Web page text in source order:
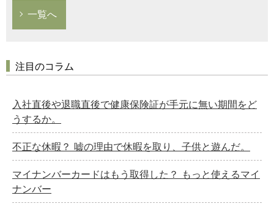
一覧へ
注目のコラム
入社直後や退職直後で健康保険証が手元に無い期間をど
うするか。
不正な休暇？ 嘘の理由で休暇を取り、子供と遊んだ。
マイナンバーカードはもう取得した？ もっと使えるマイ
ナンバー